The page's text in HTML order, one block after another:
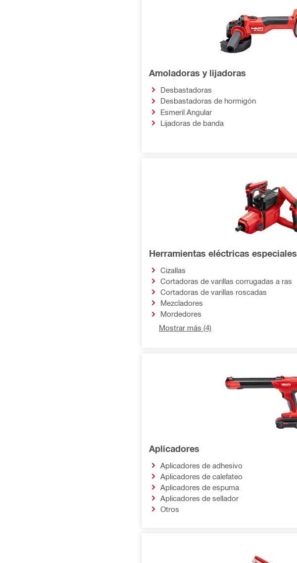
Amoladoras y lijadoras
Desbastadoras
Desbastadoras de hormigón
Esmeril Angular
Lijadoras de banda
Herramientas eléctricas especiales
Cizallas
Cortadoras de varillas corrugadas a ras
Cortadoras de varillas roscadas
Mezcladores
Mordedores
Mostrar más (4)
Aplicadores
Aplicadores de adhesivo
Aplicadores de calefateo
Aplicadores de espuma
Aplicadores de sellador
Otros